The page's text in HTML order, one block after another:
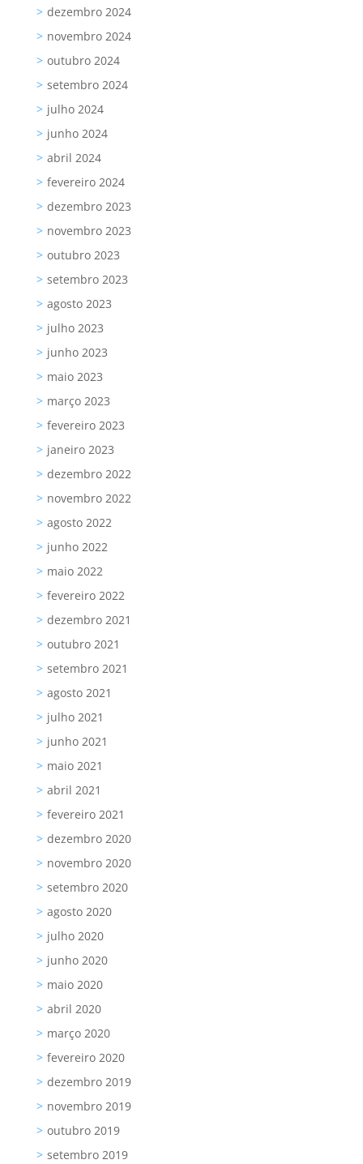
dezembro 2024
novembro 2024
outubro 2024
setembro 2024
julho 2024
junho 2024
abril 2024
fevereiro 2024
dezembro 2023
novembro 2023
outubro 2023
setembro 2023
agosto 2023
julho 2023
junho 2023
maio 2023
março 2023
fevereiro 2023
janeiro 2023
dezembro 2022
novembro 2022
agosto 2022
junho 2022
maio 2022
fevereiro 2022
dezembro 2021
outubro 2021
setembro 2021
agosto 2021
julho 2021
junho 2021
maio 2021
abril 2021
fevereiro 2021
dezembro 2020
novembro 2020
setembro 2020
agosto 2020
julho 2020
junho 2020
maio 2020
abril 2020
março 2020
fevereiro 2020
dezembro 2019
novembro 2019
outubro 2019
setembro 2019